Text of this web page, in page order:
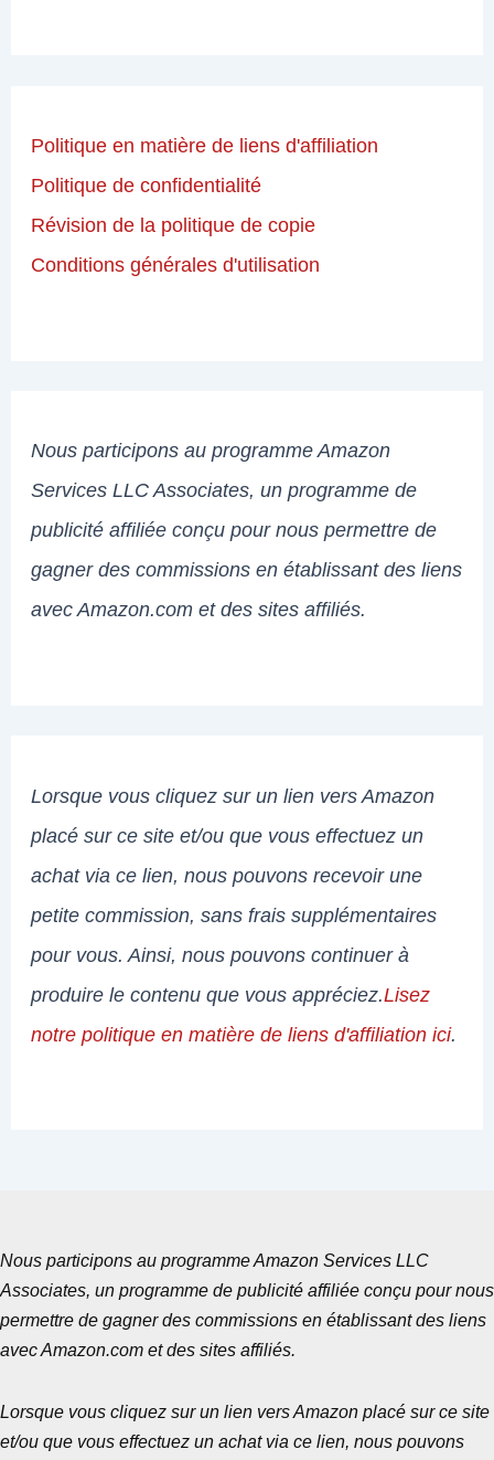
Politique en matière de liens d'affiliation
Politique de confidentialité
Révision de la politique de copie
Conditions générales d'utilisation
Nous participons au programme Amazon
Services LLC Associates, un programme de
publicité affiliée conçu pour nous permettre de
gagner des commissions en établissant des liens
avec Amazon.com et des sites affiliés.
Lorsque vous cliquez sur un lien vers Amazon
placé sur ce site et/ou que vous effectuez un
achat via ce lien, nous pouvons recevoir une
petite commission, sans frais supplémentaires
pour vous. Ainsi, nous pouvons continuer à
produire le contenu que vous appréciez.Lisez
notre politique en matière de liens d'affiliation ici.
Nous participons au programme Amazon Services LLC
Associates, un programme de publicité affiliée conçu pour nous
permettre de gagner des commissions en établissant des liens
avec Amazon.com et des sites affiliés.
Lorsque vous cliquez sur un lien vers Amazon placé sur ce site
et/ou que vous effectuez un achat via ce lien, nous pouvons